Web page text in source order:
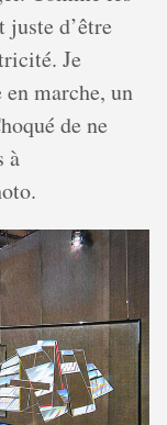
juste d’être
Je
marche, un
de ne
à